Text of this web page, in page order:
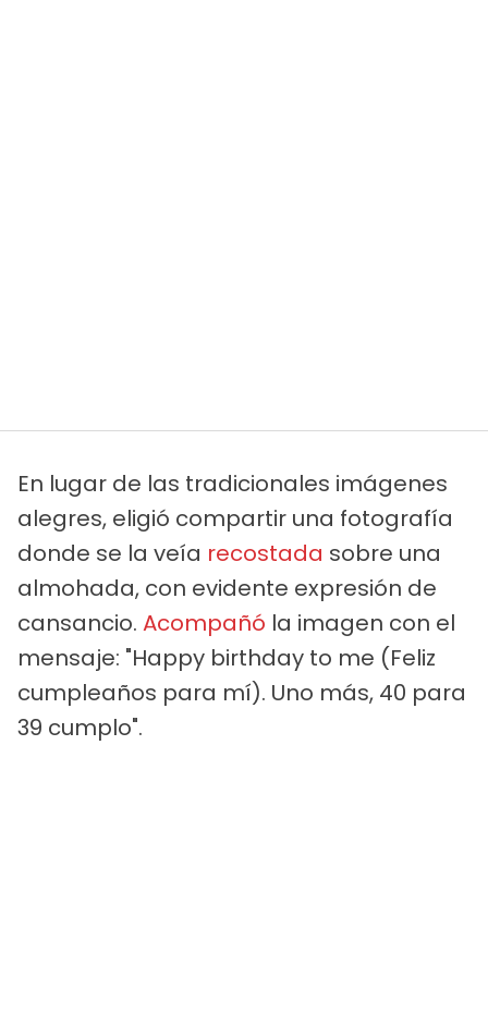
En lugar de las tradicionales imágenes
alegres, eligió compartir una fotografía
donde se la veía recostada sobre una
almohada, con evidente expresión de
cansancio. Acompañó la imagen con el
mensaje: "Happy birthday to me (Feliz
cumpleaños para mí). Uno más, 40 para
39 cumplo".